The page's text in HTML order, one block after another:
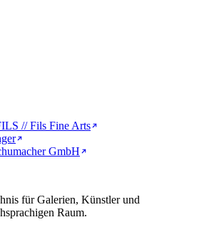
// Fils Fine Arts
GmbH
für Galerien, Künstler und
Raum.